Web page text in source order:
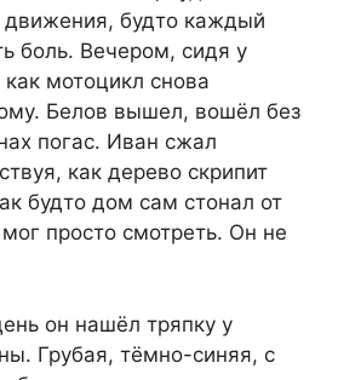
движения, будто каждый
боль. Вечером, сидя у
мотоцикл снова
Белов вышел, вошёл без
погас. Иван сжал
как дерево скрипит
будто дом сам стонал от
просто смотреть. Он не
он нашёл тряпку у
Грубая, тёмно-синяя, с